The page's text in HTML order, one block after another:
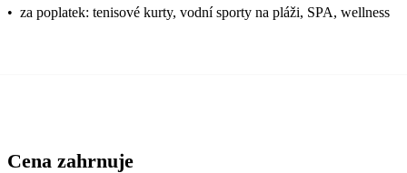
• za poplatek: tenisové kurty, vodní sporty na pláži, SPA, wellness
Cena zahrnuje